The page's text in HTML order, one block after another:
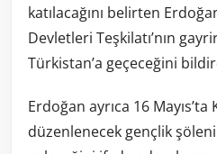
katılacağını belirten
Devletleri Teşkilatı’nın
Türkistan’a geçeceğini
Erdoğan ayrıca 16 Mayıs’ta
düzenlenecek gençlik